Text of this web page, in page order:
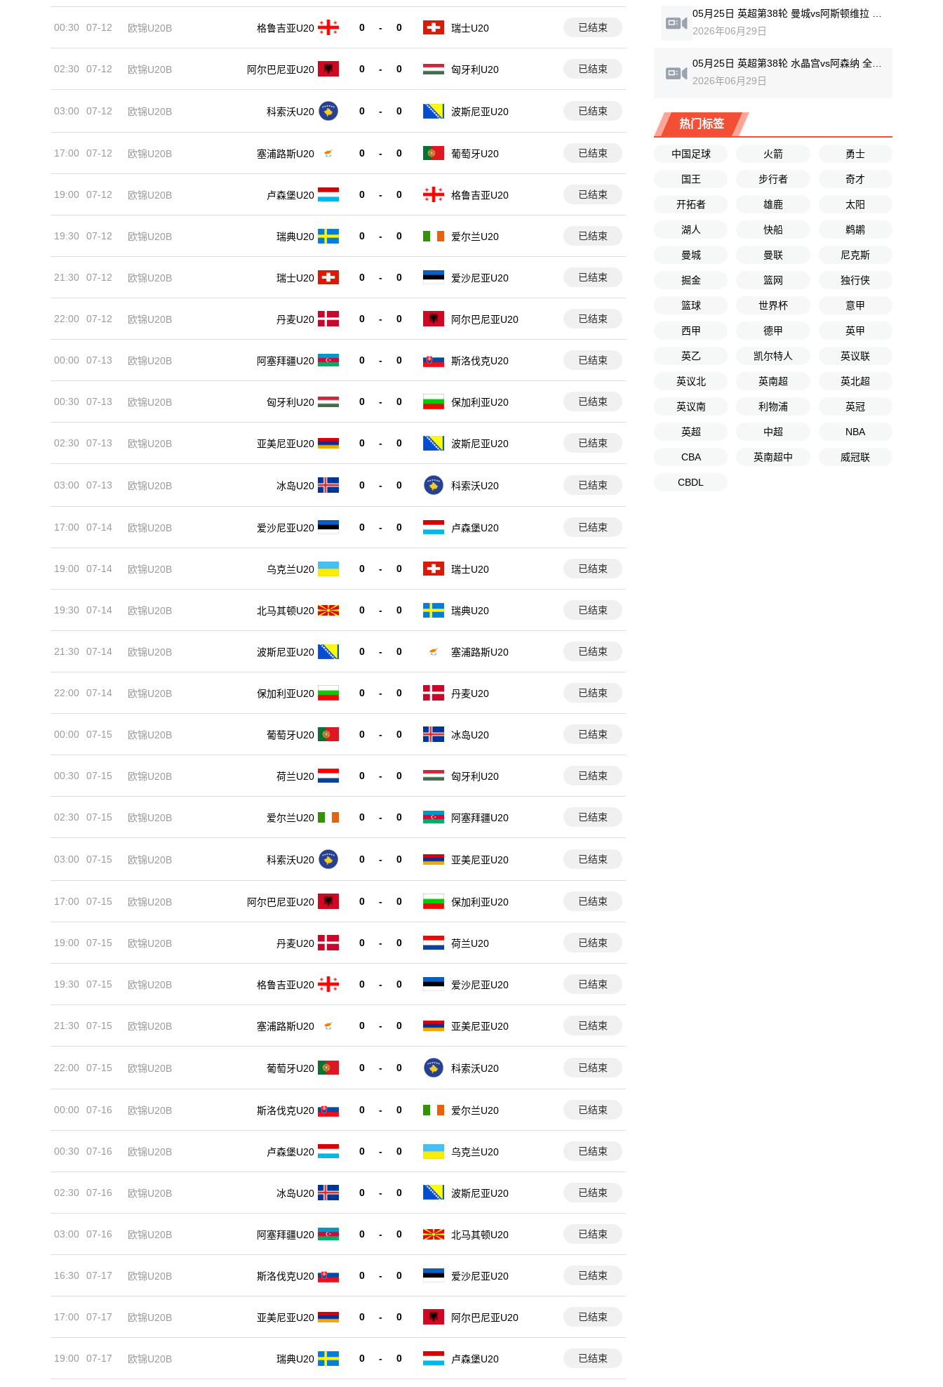
00:30 07-12 欧锦U20B 格鲁吉亚U20 0 - 0 瑞士U20 已结束
02:30 07-12 欧锦U20B 阿尔巴尼亚U20 0 - 0 匈牙利U20 已结束
03:00 07-12 欧锦U20B 科索沃U20 0 - 0 波斯尼亚U20 已结束
17:00 07-12 欧锦U20B 塞浦路斯U20 0 - 0 葡萄牙U20 已结束
19:00 07-12 欧锦U20B 卢森堡U20 0 - 0 格鲁吉亚U20 已结束
19:30 07-12 欧锦U20B 瑞典U20 0 - 0 爱尔兰U20 已结束
21:30 07-12 欧锦U20B 瑞士U20 0 - 0 爱沙尼亚U20 已结束
22:00 07-12 欧锦U20B 丹麦U20 0 - 0 阿尔巴尼亚U20 已结束
00:00 07-13 欧锦U20B 阿塞拜疆U20 0 - 0 斯洛伐克U20 已结束
00:30 07-13 欧锦U20B 匈牙利U20 0 - 0 保加利亚U20 已结束
02:30 07-13 欧锦U20B 亚美尼亚U20 0 - 0 波斯尼亚U20 已结束
03:00 07-13 欧锦U20B 冰岛U20 0 - 0 科索沃U20 已结束
17:00 07-14 欧锦U20B 爱沙尼亚U20 0 - 0 卢森堡U20 已结束
19:00 07-14 欧锦U20B 乌克兰U20 0 - 0 瑞士U20 已结束
19:30 07-14 欧锦U20B 北马其顿U20 0 - 0 瑞典U20 已结束
21:30 07-14 欧锦U20B 波斯尼亚U20 0 - 0 塞浦路斯U20 已结束
22:00 07-14 欧锦U20B 保加利亚U20 0 - 0 丹麦U20 已结束
00:00 07-15 欧锦U20B 葡萄牙U20 0 - 0 冰岛U20 已结束
00:30 07-15 欧锦U20B 荷兰U20 0 - 0 匈牙利U20 已结束
02:30 07-15 欧锦U20B 爱尔兰U20 0 - 0 阿塞拜疆U20 已结束
03:00 07-15 欧锦U20B 科索沃U20 0 - 0 亚美尼亚U20 已结束
17:00 07-15 欧锦U20B 阿尔巴尼亚U20 0 - 0 保加利亚U20 已结束
19:00 07-15 欧锦U20B 丹麦U20 0 - 0 荷兰U20 已结束
19:30 07-15 欧锦U20B 格鲁吉亚U20 0 - 0 爱沙尼亚U20 已结束
21:30 07-15 欧锦U20B 塞浦路斯U20 0 - 0 亚美尼亚U20 已结束
22:00 07-15 欧锦U20B 葡萄牙U20 0 - 0 科索沃U20 已结束
00:00 07-16 欧锦U20B 斯洛伐克U20 0 - 0 爱尔兰U20 已结束
00:30 07-16 欧锦U20B 卢森堡U20 0 - 0 乌克兰U20 已结束
02:30 07-16 欧锦U20B 冰岛U20 0 - 0 波斯尼亚U20 已结束
03:00 07-16 欧锦U20B 阿塞拜疆U20 0 - 0 北马其顿U20 已结束
16:30 07-17 欧锦U20B 斯洛伐克U20 0 - 0 爱沙尼亚U20 已结束
17:00 07-17 欧锦U20B 亚美尼亚U20 0 - 0 阿尔巴尼亚U20 已结束
19:00 07-17 欧锦U20B 瑞典U20 0 - 0 卢森堡U20 已结束
2026年06月29日
05月25日 英超第38轮 水晶宫vs阿森纳 全场录像回放
2026年06月29日
热门标签
中国足球 火箭 勇士
国王 步行者 奇才
开拓者 雄鹿 太阳
湖人 快船 鹈鹕
曼城 曼联 尼克斯
掘金 篮网 独行侠
篮球 世界杯 意甲
西甲 德甲 英甲
英乙 凯尔特人 英议联
英议北 英南超 英北超
英议南 利物浦 英冠
英超 中超 NBA
CBA 英南超中 威冠联
CBDL